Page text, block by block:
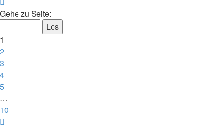
1
10
Gehe zu Seite:
1
2
3
4
5
…
10